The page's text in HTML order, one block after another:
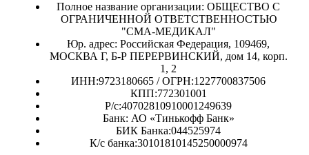
Полное название организации: ОБЩЕСТВО С
ОГРАНИЧЕННОЙ ОТВЕТСТВЕННОСТЬЮ
"СМА-МЕДИКАЛ"
Юр. адрес: Российская Федерация, 109469,
МОСКВА Г, Б-Р ПЕРЕРВИНСКИЙ, дом 14, корп.
1, 2
ИНН:9723180665 / ОГРН:1227700837506
КПП:772301001
Р/с:40702810910001249639
Банк: АО «Тинькофф Банк»
БИК Банка:044525974
К/с банка:30101810145250000974